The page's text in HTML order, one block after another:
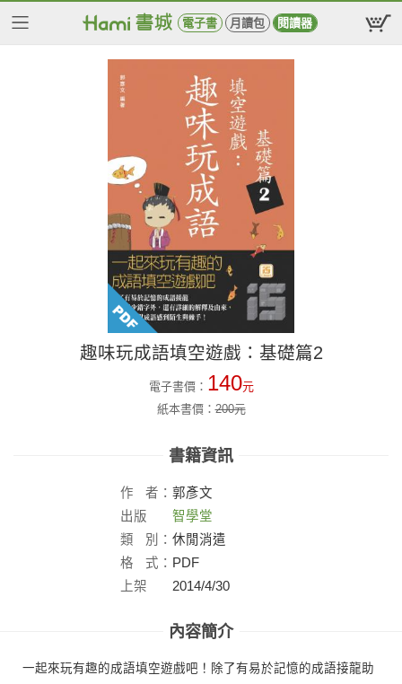
電子書 月讀包 閱讀器
趣味玩成語填空遊戲：基礎篇2
電子書價： 140元
紙本書價：200元
書籍資訊
作 者： 郭彥文
出版
社：
智學堂
類
別： 休閒消遣
格
式： PDF
上架
2014/4/30
內容簡介
一起來玩有趣的成語填空遊戲吧！除了有易於記憶的成語接龍助